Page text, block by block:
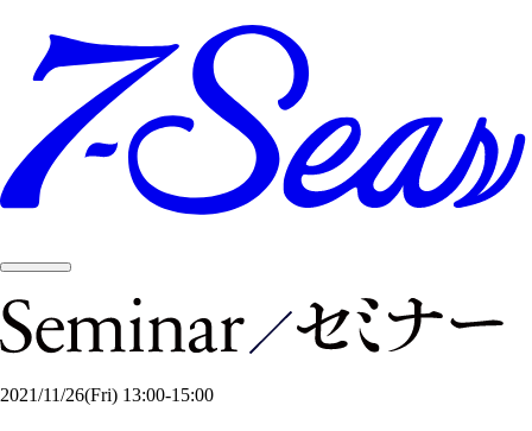
2021/11/26(Fri) 13:00-15:00